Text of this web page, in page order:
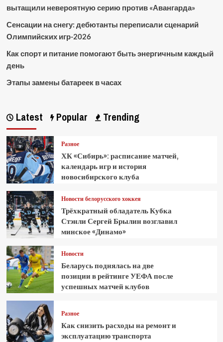
вытащили невероятную серию против «Авангарда»
Сенсации на снегу: дебютанты переписали сценарий
Олимпийских игр-2026
Как спорт и питание помогают быть энергичным каждый
день
Этапы замены батареек в часах
Latest Popular Trending
Разное
ХК «Сибирь»: расписание матчей,
календарь игр и история
новосибирского клуба
Новости белорусского хоккея
Трёхкратный обладатель Кубка
Стэнли Сергей Брылин возглавил
минское «Динамо»
Новости
Беларусь поднялась на две
позиции в рейтинге УЕФА после
успешных матчей клубов
Разное
Как снизить расходы на ремонт и
эксплуатацию транспорта